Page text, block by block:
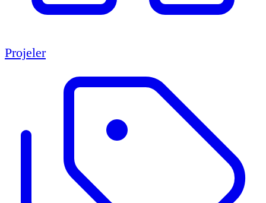
Projeler